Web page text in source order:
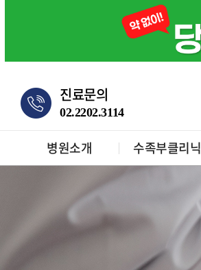
진료문의
02.2202.3114
병원소개 수족부클리닉